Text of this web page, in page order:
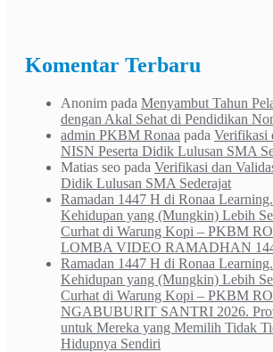
Komentar Terbaru
Anonim pada Menyambut Tahun
dengan Akal Sehat di Pendidikan
admin PKBM Ronaa pada Verifikasi
NISN Peserta Didik Lulusan SMA
Matias seo pada Verifikasi dan
Didik Lulusan SMA Sederajat
Ramadan 1447 H di Ronaa
Kehidupan yang (Mungkin) Lebih
Curhat di Warung Kopi – PKBM
LOMBA VIDEO RAMADHAN
Ramadan 1447 H di Ronaa
Kehidupan yang (Mungkin) Lebih
Curhat di Warung Kopi – PKBM
NGABUBURIT SANTRI 2026.
untuk Mereka yang Memilih Tidak
Hidupnya Sendiri